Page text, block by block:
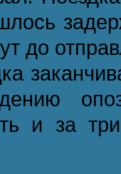
до
и за